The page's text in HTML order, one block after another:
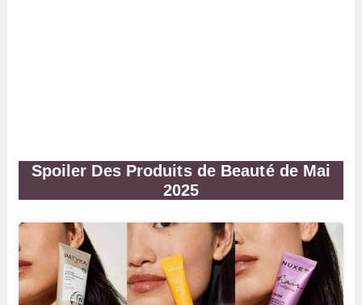
Spoiler Des Produits de Beauté de Mai
2025